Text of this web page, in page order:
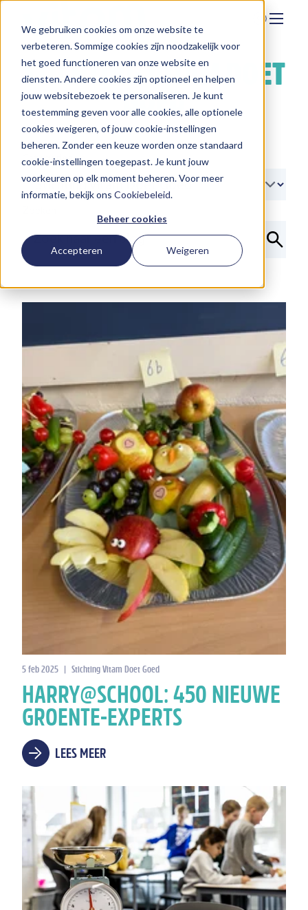
We gebruiken cookies om onze website te
verbeteren. Sommige cookies zijn noodzakelijk voor
het goed functioneren van onze website en
diensten. Andere cookies zijn optioneel en helpen
jouw websitebezoek te personaliseren. Je kunt
toestemming geven voor alle cookies, alle optionele
cookies weigeren, of jouw cookie-instellingen
beheren. Zonder een keuze worden onze standaard
cookie-instellingen toegepast. Je kunt jouw
voorkeuren op elk moment beheren. Voor meer
informatie, bekijk ons Cookiebeleid.
Beheer cookies
Accepteren Weigeren
Hier vind je ons
Onze aanpak
Over Vitam
Nieuws
Contact
Werken bij
Zoeken
STICHTING VITAM DOET
GOED
Categorieen
5 feb 2025 | Stichting Vitam Doet Goed
HARRY@SCHOOL: 450 NIEUWE
GROENTE-EXPERTS
LEES MEER